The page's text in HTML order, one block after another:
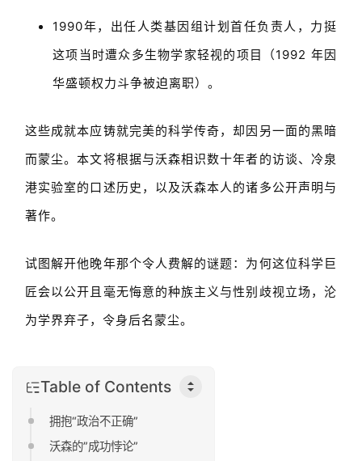
1990年，出任人类基因组计划首任负责人，力挺
这项当时遭众多生物学家轻视的项目（1992 年因
华盛顿权力斗争被迫离职）。
这些成就本应铸就完美的科学传奇，却因另一面的黑暗
而蒙尘。本文将根据与沃森相识数十年者的访谈、冷泉
港实验室的口述历史，以及沃森本人的诸多公开声明与
著作。
试图解开他晚年那个令人费解的谜题：为何这位科学巨
匠会以公开且毫无悔意的种族主义与性别歧视立场，沦
为学界弃子，令身后名蒙尘。
Table of Contents
拥抱“政治不正确”
沃森的”成功悖论”